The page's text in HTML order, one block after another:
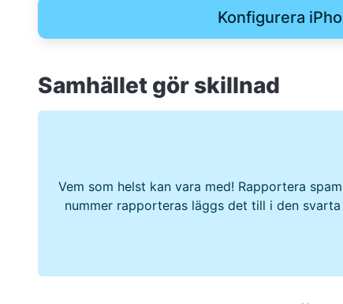
Konfigurera
Samhället gör skillnad
Vem som helst kan vara med! Rapportera
nummer rapporteras läggs det till i den